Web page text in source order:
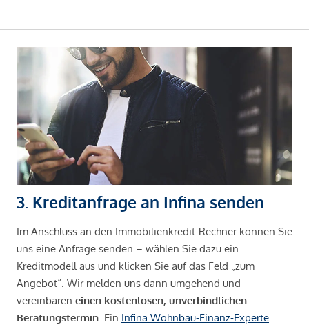
3. Kreditanfrage an Infina senden
Im Anschluss an den Immobilienkredit-Rechner können Sie
uns eine Anfrage senden – wählen Sie dazu ein
Kreditmodell aus und klicken Sie auf das Feld „zum
Angebot“. Wir melden uns dann umgehend und
vereinbaren einen kostenlosen, unverbindlichen
Beratungstermin . Ein Infina Wohnbau-Finanz-Experte